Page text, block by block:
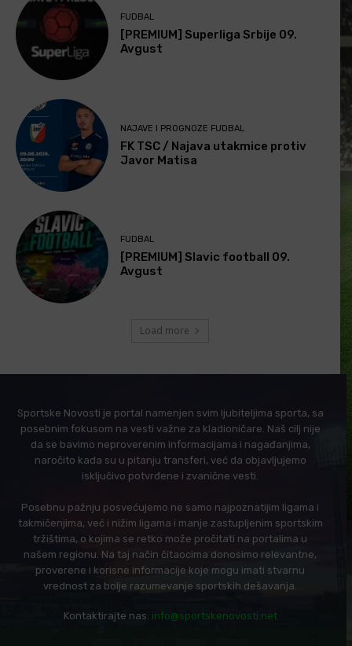
FUDBAL
[PREMIUM] Superliga Srbije 09.
Avgust
NAJAVE I PROGNOZE FUDBAL
FK TSC / Najava utakmice protiv
Javor Matisa
FUDBAL
[PREMIUM] Slavic football 09.
Avgust
Load more
Sportske Novosti je portal namenjen svim ljubiteljima sporta, sa
posebnim fokusom na vesti važne za kladioničare. Naš cilj nije
da se bavimo neproverenim informacijama i nagađanjima,
naročito kada su u pitanju transferi, već da objavljujemo
isključivo potvrđene i zvanične vesti.
Posebnu pažnju posvećujemo ne samo najpoznatijim ligama i
takmičenjima, već i nižim ligama i manje zastupljenim sportskim
tržištima, o kojima se retko može pročitati na portalima u
našem regionu. Na taj način čitaocima donosimo relevantne,
proverene i korisne informacije koje mogu imati stvarnu
vrednost za bolje razumevanje sportskih dešavanja.
Kontaktirajte nas: info@sportskenovosti.net